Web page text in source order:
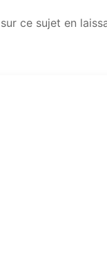
ce sujet en